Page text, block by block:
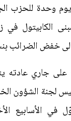
وحدة للحزب
الكابيتول في
خفض الضرائب
جاري عادته
لجنة الشؤون
في الأسابيع